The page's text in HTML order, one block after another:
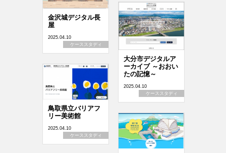
金沢城デジタル長
屋
2025.04.10
ケーススタディ
大分市デジタルア
ーカイブ ～おおい
たの記憶～
2025.04.10
ケーススタディ
鳥取県立バリアフ
リー美術館
2025.04.10
ケーススタディ